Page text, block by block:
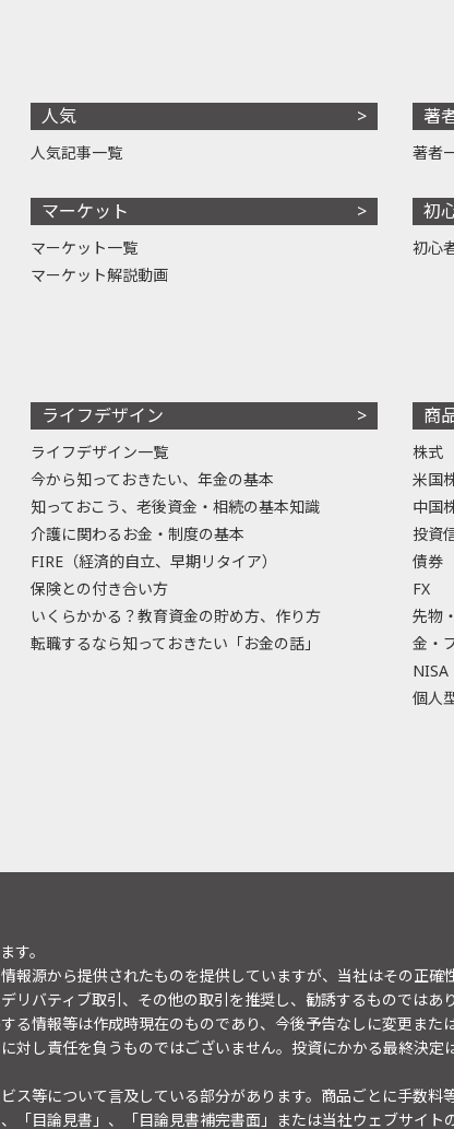
人気
人気記事一覧
マーケット
マーケット一覧
マーケット解説動画
著
著者
初
初心
ライフデザイン
ライフデザイン一覧
今から知っておきたい、年金の基本
知っておこう、老後資金・相続の基本知識
介護に関わるお金・制度の基本
FIRE（経済的自立、早期リタイア）
保険との付き合い方
いくらかかる？教育資金の貯め方、作り方
転職するなら知っておきたい「お金の話」
商
株式
米国
中国
投資
債券
FX
先物
金・
NISA
個人
す。
報源から提供されたものを提供していますが、当社はその正
リバティブ取引、その他の取引を推奨し、勧誘するものでは
る情報等は作成時現在のものであり、今後予告なしに変更また
対し責任を負うものではございません。投資にかかる最終決
ス等について言及している部分があります。商品ごとに手数料
「目論見書」、「目論見書補完書面」または当社ウェブサイト